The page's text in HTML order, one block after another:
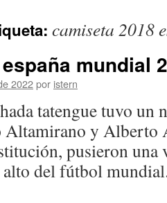
camiseta 2018
mundial
2022por istern
tatengue tuvo un
y Alberto
pusieron una
alto del fútbol